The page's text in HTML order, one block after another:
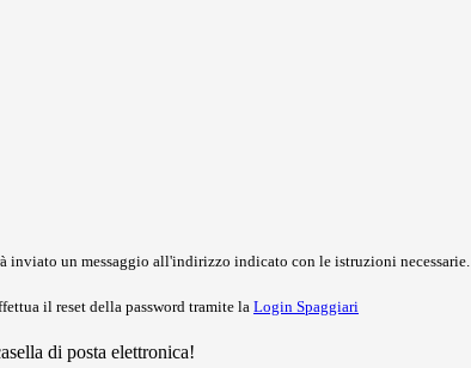
inviato un messaggio all'indirizzo indicato con le istruzioni necessarie.
il reset della password tramite la Login Spaggiari
di posta elettronica!